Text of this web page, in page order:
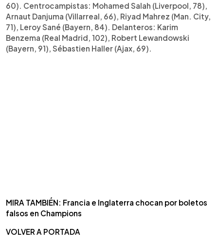
60). Centrocampistas: Mohamed Salah (Liverpool, 78),
Arnaut Danjuma (Villarreal, 66), Riyad Mahrez (Man. City,
71), Leroy Sané (Bayern, 84). Delanteros: Karim
Benzema (Real Madrid, 102), Robert Lewandowski
(Bayern, 91), Sébastien Haller (Ajax, 69).
MIRA TAMBIÉN: Francia e Inglaterra chocan por boletos
falsos en Champions
VOLVER A PORTADA